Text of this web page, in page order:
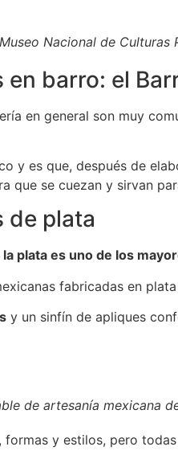
Nacional de Culturas
barro: el
en general son muy
y es que, después de
que se cuezan y sirvan
de plata
plata es uno de los
fabricadas en
y un sinfín de apliques
de artesanía mexicana
y estilos, pero